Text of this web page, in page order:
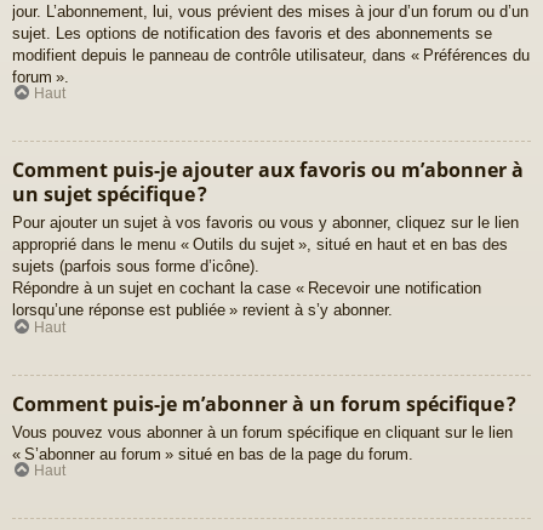
jour. L’abonnement, lui, vous prévient des mises à jour d’un forum ou d’un
sujet. Les options de notification des favoris et des abonnements se
modifient depuis le panneau de contrôle utilisateur, dans « Préférences du
forum ».
Haut
Comment puis-je ajouter aux favoris ou m’abonner à
un sujet spécifique ?
Pour ajouter un sujet à vos favoris ou vous y abonner, cliquez sur le lien
approprié dans le menu « Outils du sujet », situé en haut et en bas des
sujets (parfois sous forme d’icône).
Répondre à un sujet en cochant la case « Recevoir une notification
lorsqu’une réponse est publiée » revient à s’y abonner.
Haut
Comment puis-je m’abonner à un forum spécifique ?
Vous pouvez vous abonner à un forum spécifique en cliquant sur le lien
« S’abonner au forum » situé en bas de la page du forum.
Haut